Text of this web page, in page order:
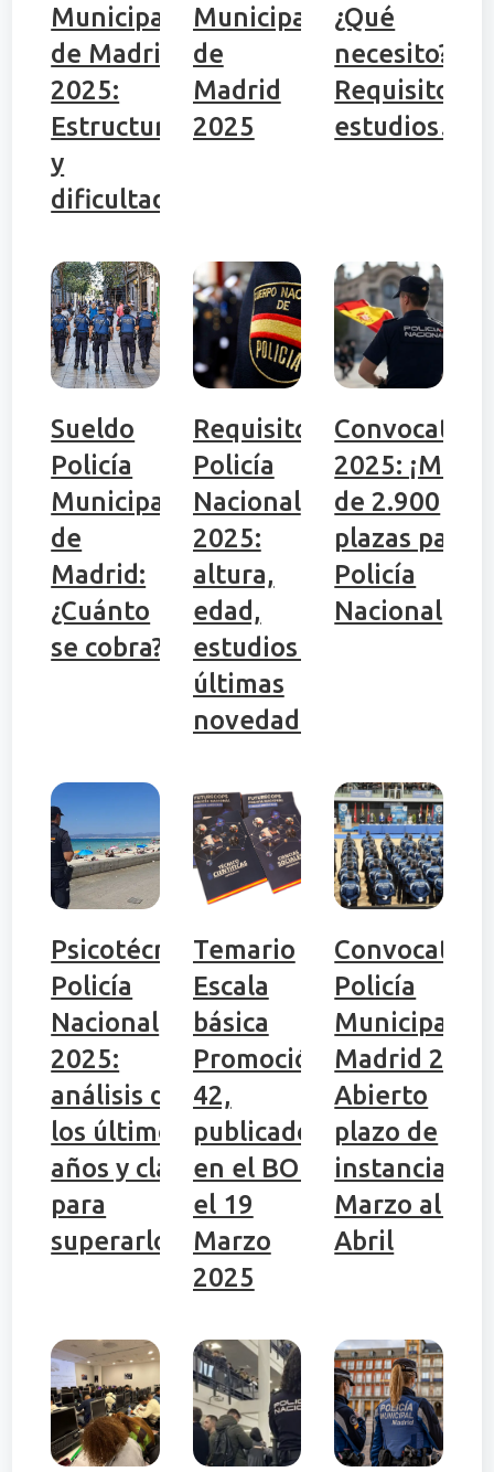
Municipal
de Madrid
2025:
Estructura
y
dificultad
Municipal
de
Madrid
2025
¿Qué
necesito?
Requisitos,
estudios…
Sueldo
Policía
Municipal
de
Madrid:
¿Cuánto
se cobra?
Requisitos
Policía
Nacional
2025:
altura,
edad,
estudios y
últimas
novedades
2025: ¡Más
de 2.900
plazas para
Policía
Nacional
Psicotécnicos
Policía
Nacional
2025:
análisis de
los últimos
años y claves
para
superarlos
Temario
Escala
básica
Promoción
42,
publicado
en el BOE
el 19
Marzo
2025
Policía
Municipal de
Madrid
Abierto
plazo de
instancias
Marzo al 25
Abril